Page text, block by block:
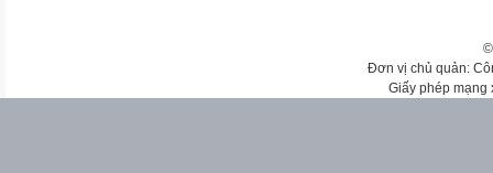
Đơn vị chủ quản:
Giấy phép mạng